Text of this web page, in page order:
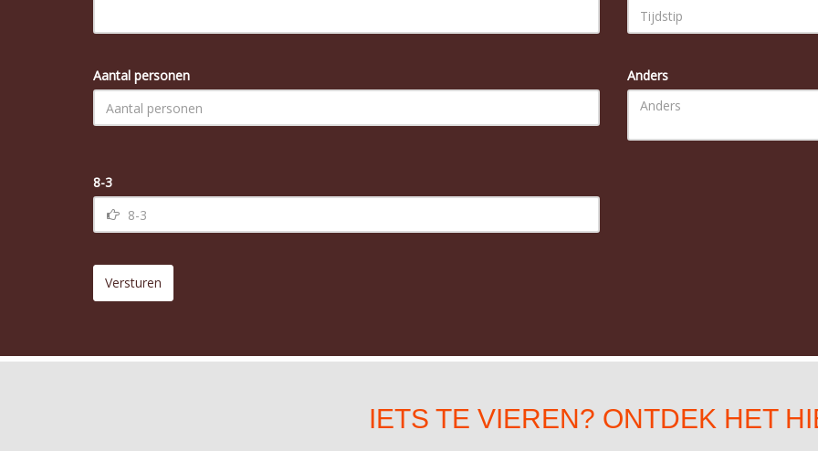
Aantal personen Anders
8-3
Versturen
IETS TE VIEREN? ONTDEK HET